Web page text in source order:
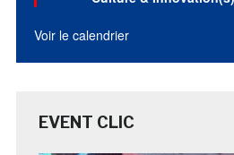
Voir le calendrier
EVENT CLIC